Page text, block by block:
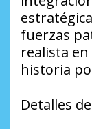
fuerzas
realista
historia
Detalles